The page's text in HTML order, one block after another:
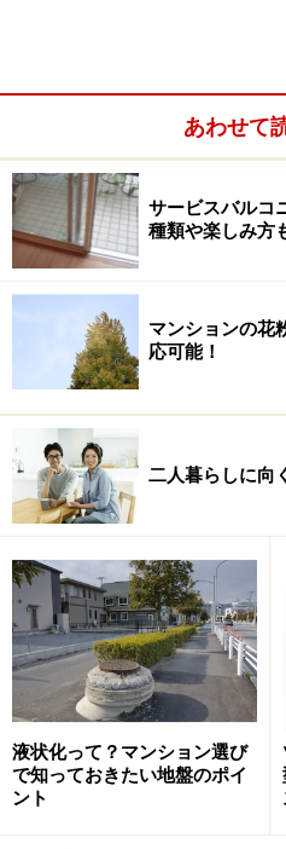
では、教室を開くのに適し
トを見てまいりましょう。
【図1】自宅で教室が開きやす
リックで拡大）
【図1】は2LDK、57ｍ2の
人世帯に向く広さですので
あわせて
サービスバルコ
種類や楽しみ方
マンションの花
応可能！
二人暮らしに向
液状化って？マンション選び
で知っておきたい地盤のポイ
ント